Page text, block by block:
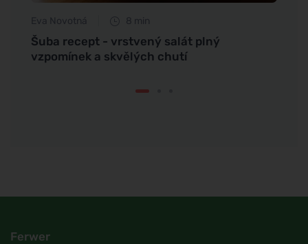
Eva Novotná 8 min
Šuba recept - vrstvený salát plný
vzpomínek a skvělých chutí
Ferwer